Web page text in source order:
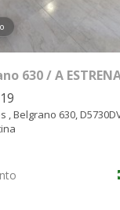
630 / A
, Belgrano 630,